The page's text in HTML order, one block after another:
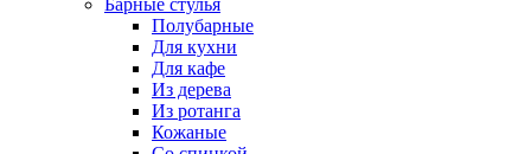
Барные стулья
Полубарные
Для кухни
Для кафе
Из дерева
Из ротанга
Кожаные